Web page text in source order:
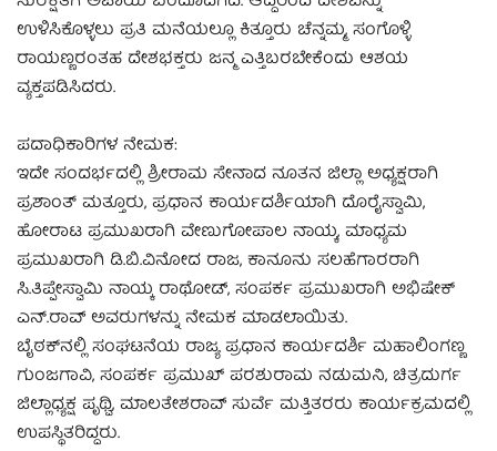
ಉಳಿಸಿಕೊಳ್ಳಲು ಪ್ರತಿ ಮನೆಯಲ್ಲೂ ಕಿತ್ತೂರು ಚೆನ್ನಮ್ಮ, ಸಂಗೊಳ್ಳಿ
ರಾಯಣ್ಣರಂತಹ ದೇಶಭಕ್ತರು ಜನ್ಮ ಎತ್ತಿಬರಬೇಕೆಂದು ಆಶಯ
ವ್ಯಕ್ತಪಡಿಸಿದರು.
ಪದಾಧಿಕಾರಿಗಳ ನೇಮಕ:
ಇದೇ ಸಂದರ್ಭದಲ್ಲಿ ಶ್ರೀರಾಮ ಸೇನಾದ ನೂತನ ಜಿಲ್ಲಾ ಅಧ್ಯಕ್ಷರಾಗಿ
ಪ್ರಶಾಂತ್ ಮತ್ತೂರು, ಪ್ರಧಾನ ಕಾರ್ಯದರ್ಶಿಯಾಗಿ ದೊರೈಸ್ವಾಮಿ,
ಹೋರಾಟ ಪ್ರಮುಖರಾಗಿ ವೇಣುಗೋಪಾಲ ನಾಯ್ಕ, ಮಾಧ್ಯಮ
ಪ್ರಮುಖರಾಗಿ ಡಿ.ಬಿ.ವಿನೋದ ರಾಜ, ಕಾನೂನು ಸಲಹೆಗಾರರಾಗಿ
ಸಿ.ತಿಪ್ಪೇಸ್ವಾಮಿ ನಾಯ್ಕ ರಾಥೋಡ್, ಸಂಪರ್ಕ ಪ್ರಮುಖರಾಗಿ ಅಭಿಷೇಕ್
ಎನ್.ರಾವ್ ಅವರುಗಳನ್ನು ನೇಮಕ ಮಾಡಲಾಯಿತು.
ಬೈಠಕ್‍ನಲ್ಲಿ ಸಂಘಟನೆಯ ರಾಜ್ಯ ಪ್ರಧಾನ ಕಾರ್ಯದರ್ಶಿ ಮಹಾಲಿಂಗಣ್ಣ
ಗುಂಜಗಾವಿ, ಸಂಪರ್ಕ ಪ್ರಮುಖ್ ಪರಶುರಾಮ ನಡುಮನಿ, ಚಿತ್ರದುರ್ಗ
ಜಿಲ್ಲಾಧ್ಯಕ್ಷ ಪೃಥ್ವಿ, ಮಾಲತೇಶರಾವ್ ಸುರ್ವೆ ಮತ್ತಿತರರು ಕಾರ್ಯಕ್ರಮದಲ್ಲಿ
ಉಪಸ್ಥಿತರಿದ್ದರು.